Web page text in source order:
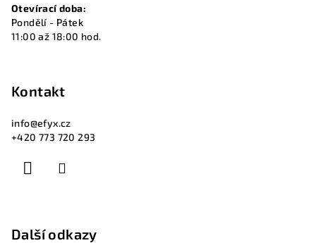
Otevírací doba:
Pondělí - Pátek
11:00 až 18:00 hod.
Kontakt
info@efyx.cz
+420 773 720 293
Další odkazy